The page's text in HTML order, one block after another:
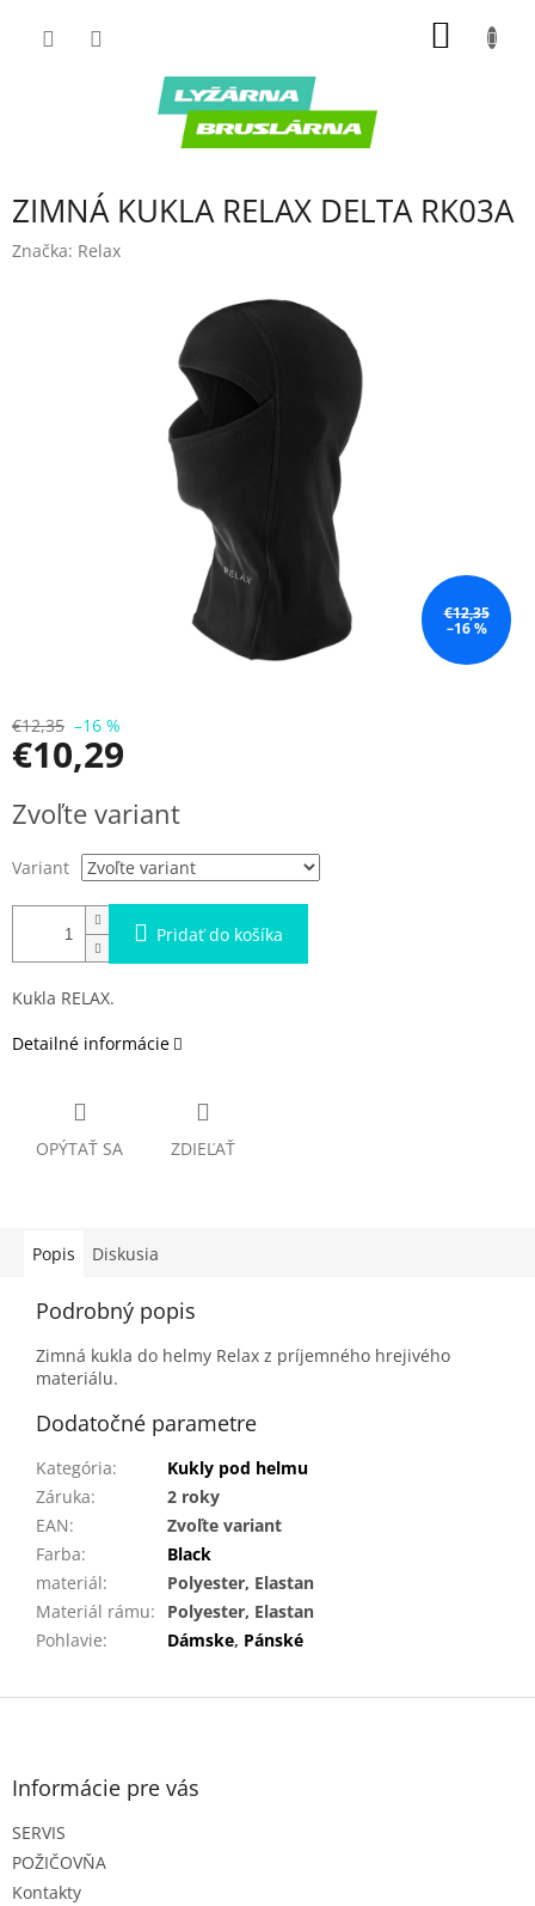
ZIMNÁ KUKLA RELAX DELTA RK03A
Značka: Relax
€12,35
–16 %
€12,35 –16 %
€10,29
cena:
Zvoľte variant
Variant
Pridať do košíka
Kukla RELAX.
Detailné informácie
OPÝTAŤ SA ZDIEĽAŤ
Popis Diskusia
Podrobný popis
Zimná kukla do helmy Relax z príjemného hrejivého
materiálu.
Dodatočné parametre
Kategória:
Kukly pod helmu
Záruka:
2 roky
EAN:
Zvoľte variant
Farba:
Black
materiál:
Polyester, Elastan
Materiál rámu:
Polyester, Elastan
Pohlavie: Dámske, Pánské
Z
Informácie pre vás
SERVIS
POŽIČOVŇA
Kontakty